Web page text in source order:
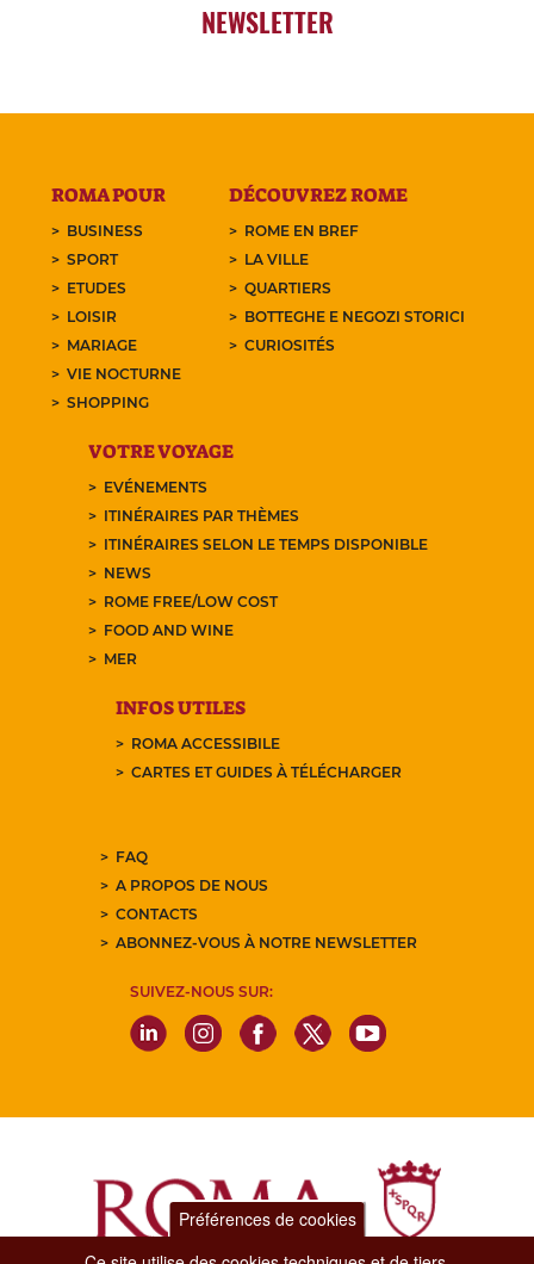
NEWSLETTER
ROMA POUR
BUSINESS
SPORT
ETUDES
LOISIR
MARIAGE
VIE NOCTURNE
SHOPPING
DÉCOUVREZ ROME
ROME EN BREF
LA VILLE
QUARTIERS
BOTTEGHE E NEGOZI STORICI
CURIOSITÉS
VOTRE VOYAGE
EVÉNEMENTS
ITINÉRAIRES PAR THÈMES
ITINÉRAIRES SELON LE TEMPS DISPONIBLE
NEWS
ROME FREE/LOW COST
FOOD AND WINE
MER
INFOS UTILES
ROMA ACCESSIBILE
CARTES ET GUIDES À TÉLÉCHARGER
FAQ
A PROPOS DE NOUS
CONTACTS
ABONNEZ-VOUS À NOTRE NEWSLETTER
SUIVEZ-NOUS SUR:
Préférences de cookies